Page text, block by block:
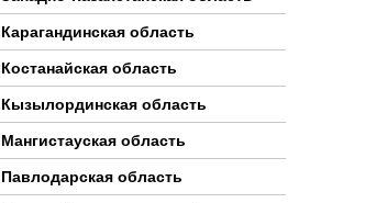
Карагандинская область
Костанайская область
Кызылординская область
Мангистауская область
Павлодарская область